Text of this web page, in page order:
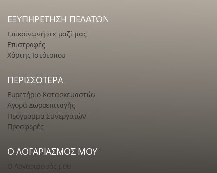
ΕΞΥΠΗΡΈΤΗΣΗ ΠΕΛΑΤΏΝ
Επικοινωνήστε μαζί μας
Επιστροφές
Χάρτης Ιστότοπου
ΠΕΡΙΣΣΌΤΕΡΑ
Ευρετήριο Κατασκευαστών
Αγορά Δωροεπιταγής
Πρόγραμμα Συνεργατών
Προσφορές
Ο ΛΟΓΑΡΙΑΣΜΌΣ ΜΟΥ
Ο Λογαριασμός μου